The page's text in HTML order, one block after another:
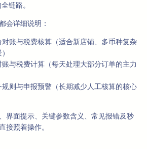
链路。
会详细说明：
账与税费核算（适合新店铺、多币种复杂
与税费计算（每天处理大部分订单的主力
则与申报预警（长期减少人工核算的核心
界面提示、关键参数含义、常见报错及秒
接照着操作。